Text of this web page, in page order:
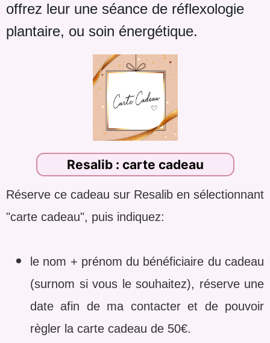
offrez leur une séance de réflexologie
plantaire, ou soin énergétique.
Resalib : carte cadeau
Réserve ce cadeau sur Resalib en sélectionnant
"carte cadeau", puis indiquez:
le nom + prénom du bénéficiaire du cadeau
(surnom si vous le souhaitez), réserve une
date afin de ma contacter et de pouvoir
règler la carte cadeau de 50€.